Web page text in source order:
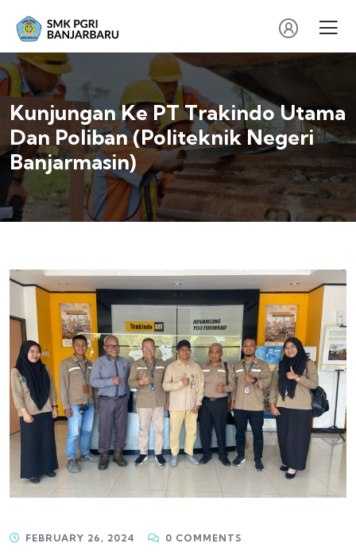
Kunjungan Ke PT Trakindo Utama
Dan Poliban (Politeknik Negeri
Banjarmasin)
FEBRUARY 26, 2024 0 COMMENTS